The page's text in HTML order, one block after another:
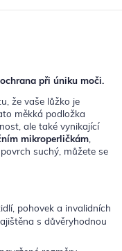
při úniku moči.
že vaše lůžko je
měkká podložka
ale také vynikající
mikroperličkám
suchý, můžete se
pohovek a invalidních
s důvěryhodnou